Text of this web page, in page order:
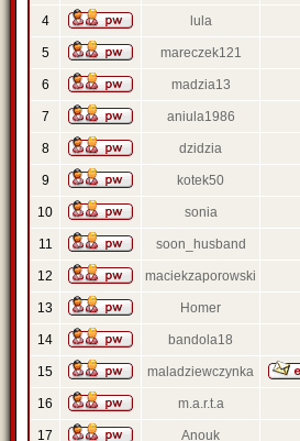
4 lula
5 mareczek121
6 madzia13
7 aniula1986
8 dzidzia
9 kotek50
10 sonia
11 soon_husband
12 maciekzaporowski
13 Homer
14 bandola18
15 maladziewczynka
16 m.a.r.t.a
17 Anouk